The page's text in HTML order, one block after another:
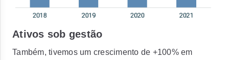
Ativos sob gestão
Também, tivemos um crescimento de +100% em